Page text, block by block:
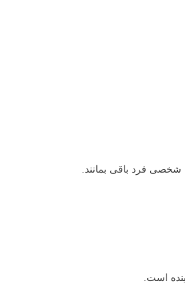
شخصی فرد باقی بمانند.
است.